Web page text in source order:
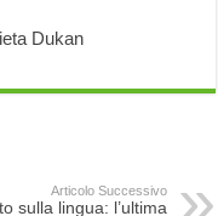
Dukan
Articolo Successivo
sulla lingua: l’ultima